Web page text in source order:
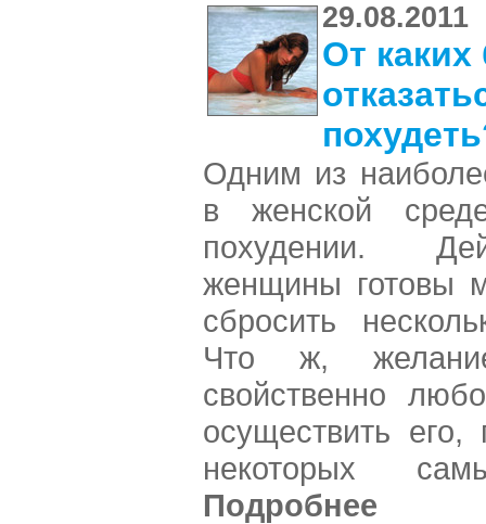
29.08.2011
От
Одним из
в женской
похудении.
женщины готовы
сбросить
Что ж,
свойственно
осуществить его,
некоторых
Подробнее